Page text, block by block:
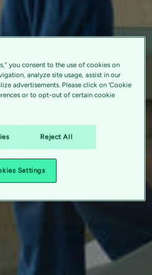
you consent to the use of cookies on
analyze site usage, assist in our
advertisements. Please click on 'Cookie
or to opt-out of certain cookie
Reject All
Settings